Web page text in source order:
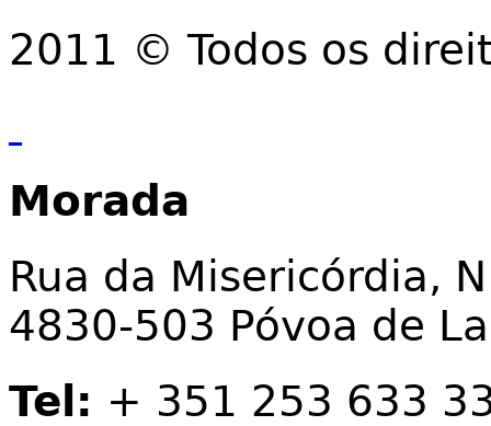
2011 © Todos os
Morada
Rua da Misericórdia,
4830-503 Póvoa de
Tel: + 351 253 633